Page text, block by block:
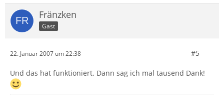
Fränzken
Gast
22. Januar 2007 um 22:38 #5
Und das hat funktioniert. Dann sag ich mal tausend Dank!